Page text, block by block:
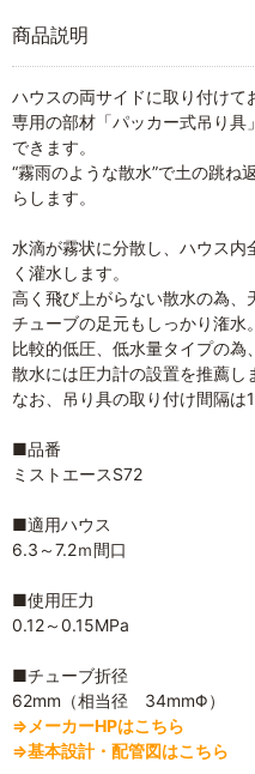
商品説明
ハウスの両サイドに取り付けて
専用の部材「パッカー式吊り
できます。
“霧雨のような散水”で土の跳ね
らします。
水滴が霧状に分散し、ハウス内
く灌水します。
高く飛び上がらない散水の為、
チューブの足元もしっかり潅水。
比較的低圧、低水量タイプの為
散水には圧力計の設置を推薦し
なお、吊り具の取り付け間隔は
■品番
ミストエースS72
■適用ハウス
6.3～7.2ｍ間口
■使用圧力
0.12～0.15MPa
■チューブ折径
62mm（相当径 34mmΦ）
⇒メーカーHPはこちら
⇒基本設計・配管図はこちら